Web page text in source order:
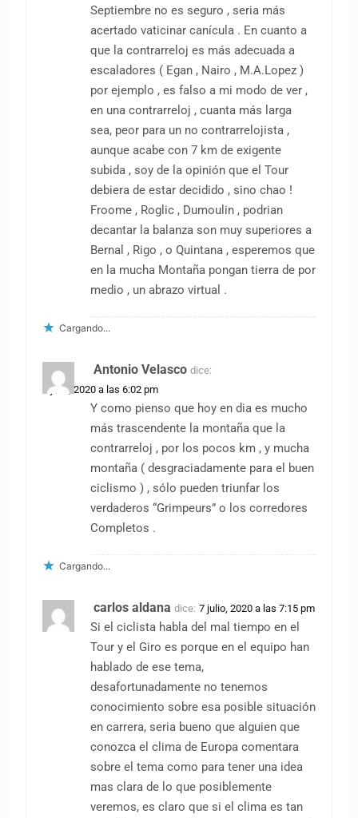
Septiembre no es seguro , seria más
acertado vaticinar canícula . En cuanto a
que la contrarreloj es más adecuada a
escaladores ( Egan , Nairo , M.A.Lopez )
por ejemplo , es falso a mi modo de ver ,
en una contrarreloj , cuanta más larga
sea, peor para un no contrarrelojista ,
aunque acabe con 7 km de exigente
subida , soy de la opinión que el Tour
debiera de estar decidido , sino chao !
Froome , Roglic , Dumoulin , podrian
decantar la balanza son muy superiores a
Bernal , Rigo , o Quintana , esperemos que
en la mucha Montaña pongan tierra de por
medio , un abrazo virtual .
Cargando...
Antonio Velasco dice:
7 julio, 2020 a las 6:02 pm
Y como pienso que hoy en dia es mucho
más trascendente la montaña que la
contrarreloj , por los pocos km , y mucha
montaña ( desgraciadamente para el buen
ciclismo ) , sólo pueden triunfar los
verdaderos “Grimpeurs” o los corredores
Completos .
Cargando...
carlos aldana dice: 7 julio, 2020 a las 7:15 pm
Si el ciclista habla del mal tiempo en el
Tour y el Giro es porque en el equipo han
hablado de ese tema,
desafortunadamente no tenemos
conocimiento sobre esa posible situación
en carrera, seria bueno que alguien que
conozca el clima de Europa comentara
sobre el tema como para tener una idea
mas clara de lo que posiblemente
veremos, es claro que si el clima es tan